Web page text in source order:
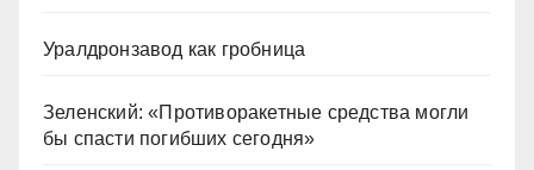
Уралдронзавод как гробница
Зеленский: «Противоракетные средства могли
бы спасти погибших сегодня»